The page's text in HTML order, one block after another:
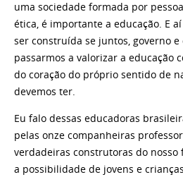
uma sociedade formada por
ética, é importante a educação. E
ser construída se juntos, governo
passarmos a valorizar a educação
do coração do próprio sentido de
devemos ter.
Eu falo dessas educadoras
pelas onze companheiras
verdadeiras construtoras do
a possibilidade de jovens e